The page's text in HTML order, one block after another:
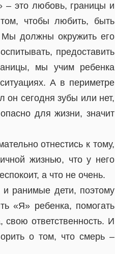
– это любовь, границы и
чтобы любить, быть
должны окружить его
предоставить
мы учим ребенка
А в периметре
он сегодня зубы или нет,
для жизни, значит
отнестись к тому,
жизнью, что у него
а что не очень.
и ранимые дети, поэтому
«Я» ребенка, помогать
свою ответственность. И
о том, что смерь –